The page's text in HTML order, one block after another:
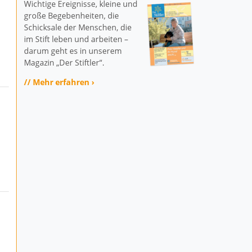
Wichtige Ereignisse, kleine und
große Begebenheiten, die
Schicksale der Menschen, die
im Stift leben und arbeiten –
darum geht es in unserem
Magazin „Der Stiftler“.
// Mehr erfahren ›